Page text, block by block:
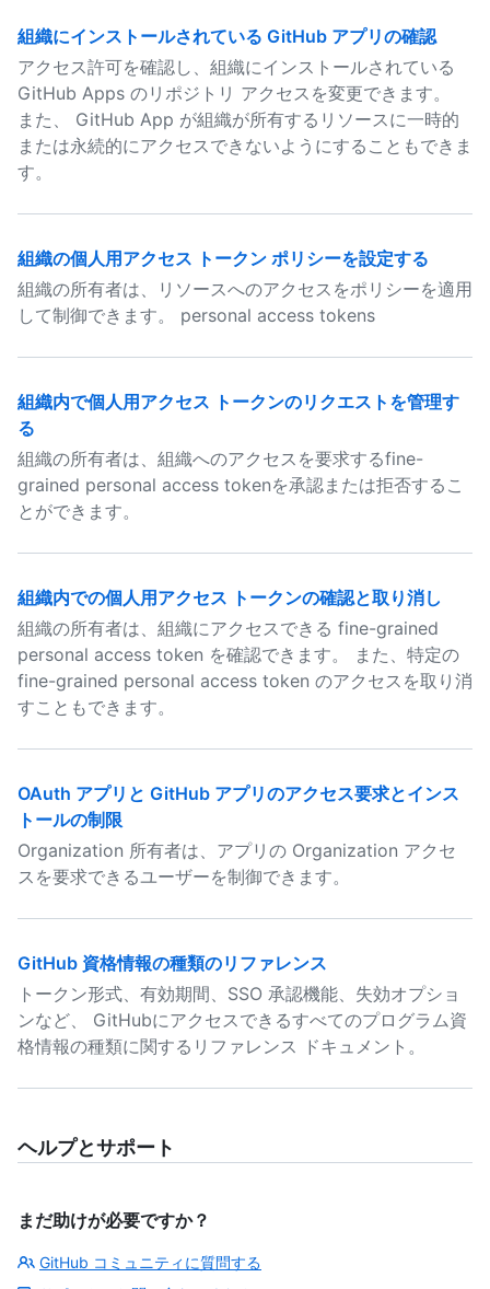
組織にインストールされている GitHub アプリの確認
アクセス許可を確認し、組織にインストールされている
GitHub Apps のリポジトリ アクセスを変更できます。
また、 GitHub App が組織が所有するリソースに一時的
または永続的にアクセスできないようにすることもできま
す。
組織の個人用アクセス トークン ポリシーを設定する
組織の所有者は、リソースへのアクセスをポリシーを適用
して制御できます。 personal access tokens
組織内で個人用アクセス トークンのリクエストを管理す
る
組織の所有者は、組織へのアクセスを要求するfine-
grained personal access tokenを承認または拒否するこ
とができます。
組織内での個人用アクセス トークンの確認と取り消し
組織の所有者は、組織にアクセスできる fine-grained
personal access token を確認できます。 また、特定の
fine-grained personal access token のアクセスを取り消
すこともできます。
OAuth アプリと GitHub アプリのアクセス要求とインス
トールの制限
Organization 所有者は、アプリの Organization アクセ
スを要求できるユーザーを制御できます。
GitHub 資格情報の種類のリファレンス
トークン形式、有効期間、SSO 承認機能、失効オプショ
ンなど、 GitHubにアクセスできるすべてのプログラム資
格情報の種類に関するリファレンス ドキュメント。
ヘルプとサポート
まだ助けが必要ですか？
GitHub コミュニティに質問する